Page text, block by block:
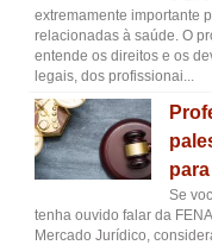
extremamente importante
relacionadas à saúde. O
entende os direitos e os
legais, dos profissionai...
Se
tenha ouvido falar da
Mercado Jurídico,